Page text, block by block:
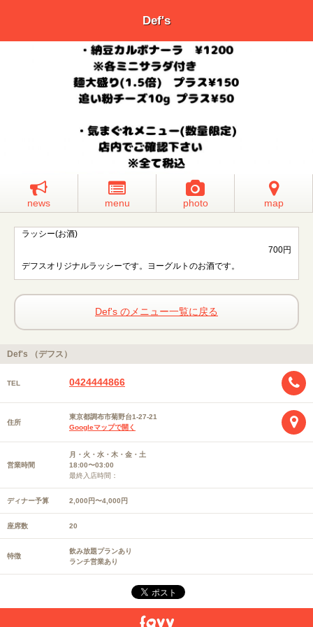
Def's
news menu photo map
ラッシー(お酒)
700円
デフスオリジナルラッシーです。ヨーグルトのお酒です。
Def's のメニュー一覧に戻る
Def's （デフス）
TEL 0424444866
住所
東京都調布市菊野台1-27-21
Googleマップで開く
営業時間
月・火・水・木・金・土
18:00〜03:00
最終入店時間：
ディナー予算 2,000円〜4,000円
座席数 20
特徴
飲み放題プランあり
ランチ営業あり